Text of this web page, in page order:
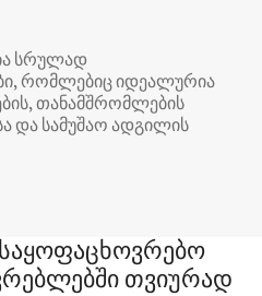
სრულად
რომლებიც იდეალურია
თანამშრომლების
და სამუშაო ადგილის
თვიურად